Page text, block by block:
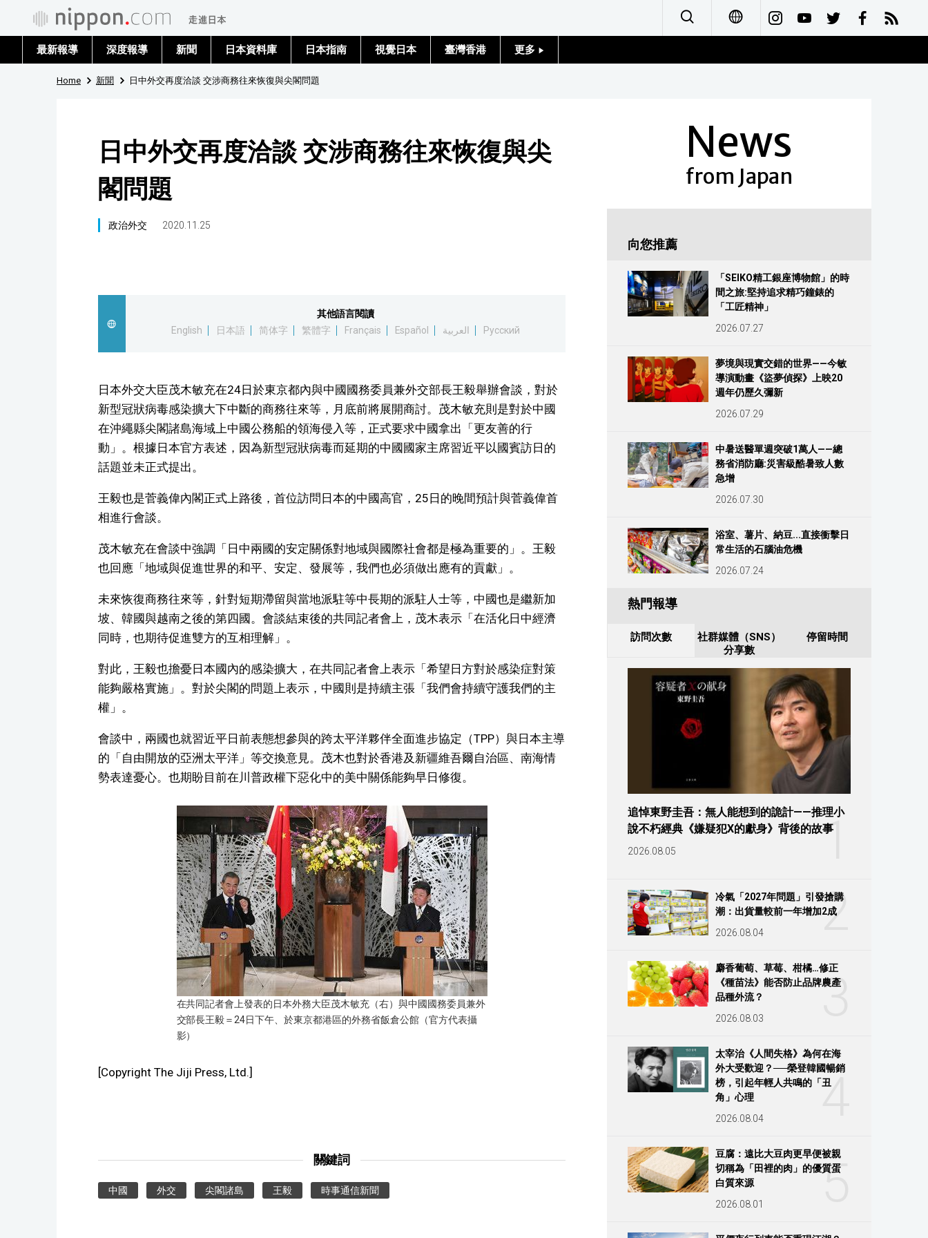
Français
最新報導 深度報導 新聞 日本資料庫 日本指南 視覺日本 臺灣香港 更多
政治外交
生活
東京
編輯部通知
Home 新聞 日中外交再度洽談 交涉商務往來恢復與尖閣問題
日中外交再度洽談 交涉商務往來恢復與尖
閣問題
政治外交 2020.11.25
其他語言閱讀
English
日本語 简体字 繁體字 Français Español العربية Русский
日本外交大臣茂木敏充在24日於東京都內與中國國務委員兼外交部長王毅舉辦會談，對於
新型冠狀病毒感染擴大下中斷的商務往來等，月底前將展開商討。茂木敏充則是對於中國
在沖繩縣尖閣諸島海域上中國公務船的領海侵入等，正式要求中國拿出「更友善的行
動」。根據日本官方表述，因為新型冠狀病毒而延期的中國國家主席習近平以國賓訪日的
話題並未正式提出。
王毅也是菅義偉內閣正式上路後，首位訪問日本的中國高官，25日的晚間預計與菅義偉首
相進行會談。
茂木敏充在會談中強調「日中兩國的安定關係對地域與國際社會都是極為重要的」。王毅
也回應「地域與促進世界的和平、安定、發展等，我們也必須做出應有的貢獻」。
未來恢復商務往來等，針對短期滯留與當地派駐等中長期的派駐人士等，中國也是繼新加
坡、韓國與越南之後的第四國。會談結束後的共同記者會上，茂木表示「在活化日中經濟
同時，也期待促進雙方的互相理解」。
對此，王毅也擔憂日本國內的感染擴大，在共同記者會上表示「希望日方對於感染症對策
能夠嚴格實施」。對於尖閣的問題上表示，中國則是持續主張「我們會持續守護我們的主
權」。
會談中，兩國也就習近平日前表態想參與的跨太平洋夥伴全面進步協定（TPP）與日本主導
的「自由開放的亞洲太平洋」等交換意見。茂木也對於香港及新疆維吾爾自治區、南海情
勢表達憂心。也期盼目前在川普政權下惡化中的美中關係能夠早日修復。
在共同記者會上發表的日本外務大臣茂木敏充（右）與中國國務委員兼外
交部長王毅＝24日下午、於東京都港區的外務省飯倉公館（官方代表攝
影）
[Copyright The Jiji Press, Ltd.]
關鍵詞
中國 外交 尖閣諸島 王毅 時事通信新聞
News
from Japan
向您推薦
「SEIKO精工銀座博物館」的時
間之旅:堅持追求精巧鐘錶的
「工匠精神」
2026.07.27
夢境與現實交錯的世界——今敏
導演動畫《盜夢偵探》上映20
週年仍歷久彌新
2026.07.29
中暑送醫單週突破1萬人——總
務省消防廳:災害級酷暑致人數
急增
2026.07.30
浴室、薯片、納豆...直接衝擊日
常生活的石腦油危機
2026.07.24
熱門報導
訪問次數
社群媒體（SNS）
分享數
停留時間
1
追悼東野圭吾：無人能想到的詭計——推理小
說不朽經典《嫌疑犯X的獻身》背後的故事
2026.08.05
2
冷氣「2027年問題」引發搶購
潮：出貨量較前一年增加2成
2026.08.04
3
麝香葡萄、草莓、柑橘…修正
《種苗法》能否防止品牌農產
品種外流？
2026.08.03
4
太宰治《人間失格》為何在海
外大受歡迎？──榮登韓國暢銷
榜，引起年輕人共鳴的「丑
角」心理
2026.08.04
5
豆腐：遠比大豆肉更早便被親
切稱為「田裡的肉」的優質蛋
白質來源
2026.08.01